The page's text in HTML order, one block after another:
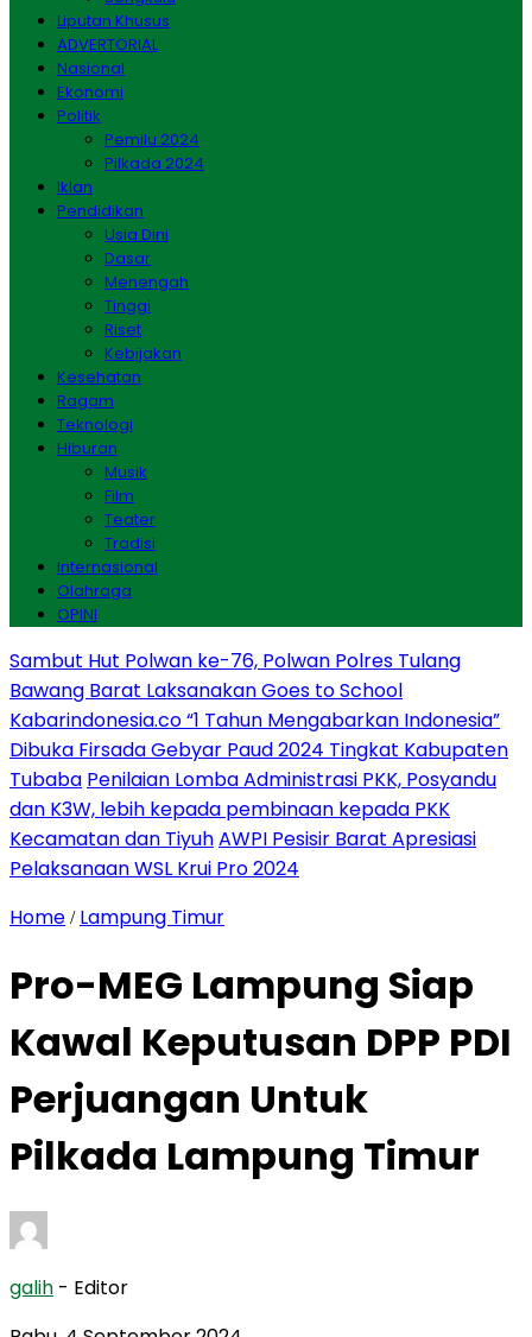
Liputan Khusus
ADVERTORIAL
Nasional
Ekonomi
Politik
Pemilu 2024
Pilkada 2024
Iklan
Pendidikan
Usia Dini
Dasar
Menengah
Tinggi
Riset
Kebijakan
Kesehatan
Ragam
Teknologi
Hiburan
Musik
Film
Teater
Tradisi
Internasional
Olahraga
OPINI
Sambut Hut Polwan ke-76, Polwan Polres Tulang
Bawang Barat Laksanakan Goes to School
Kabarindonesia.co “1 Tahun Mengabarkan Indonesia”
Dibuka Firsada Gebyar Paud 2024 Tingkat Kabupaten
Tubaba Penilaian Lomba Administrasi PKK, Posyandu
dan K3W, lebih kepada pembinaan kepada PKK
Kecamatan dan TiyuhAWPI Pesisir Barat Apresiasi
Pelaksanaan WSL Krui Pro 2024
Home / Lampung Timur
Pro-MEG Lampung Siap
Kawal Keputusan DPP PDI
Perjuangan Untuk
Pilkada Lampung Timur
galih - Editor